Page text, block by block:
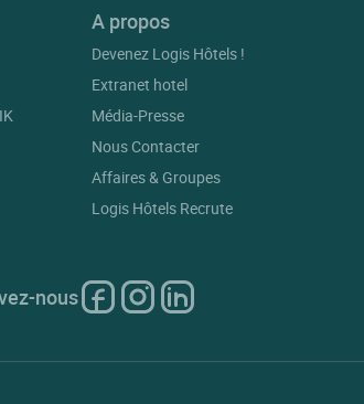
A propos
Devenez Logis Hôtels !
Extranet hotel
Média-Presse
Nous Contacter
Affaires & Groupes
Logis Hôtels Recrute
nous